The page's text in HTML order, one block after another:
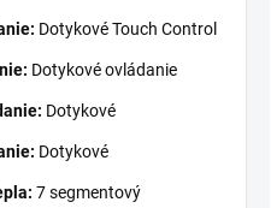
Dotykové Touch Control
Dotykové ovládanie
Dotykové
Dotykové
7 segmentový